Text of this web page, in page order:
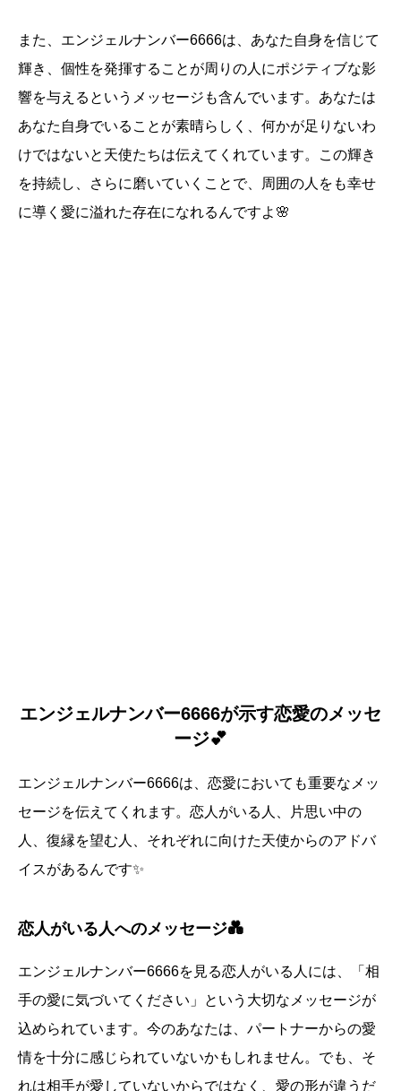
また、エンジェルナンバー6666は、あなた自身を信じて
輝き、個性を発揮することが周りの人にポジティブな影
響を与えるというメッセージも含んでいます。あなたは
あなた自身でいることが素晴らしく、何かが足りないわ
けではないと天使たちは伝えてくれています。この輝き
を持続し、さらに磨いていくことで、周囲の人をも幸せ
に導く愛に溢れた存在になれるんですよ🌸
エンジェルナンバー6666が示す恋愛のメッセ
ージ💕
エンジェルナンバー6666は、恋愛においても重要なメッ
セージを伝えてくれます。恋人がいる人、片思い中の
人、復縁を望む人、それぞれに向けた天使からのアドバ
イスがあるんです✨
恋人がいる人へのメッセージ💑
エンジェルナンバー6666を見る恋人がいる人には、「相
手の愛に気づいてください」という大切なメッセージが
込められています。今のあなたは、パートナーからの愛
情を十分に感じられていないかもしれません。でも、そ
れは相手が愛していないからではなく、愛の形が違うだ